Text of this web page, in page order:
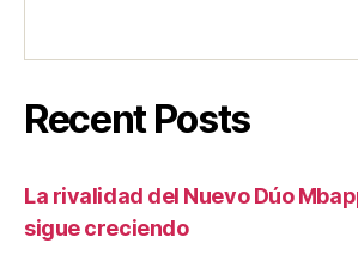
Recent Posts
La rivalidad del Nuevo Dúo
sigue creciendo